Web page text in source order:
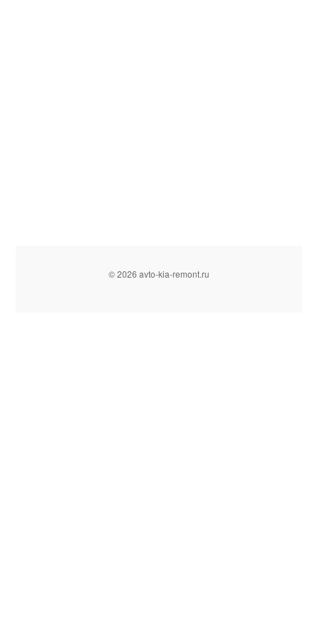
© 2026 avto-kia-remont.ru